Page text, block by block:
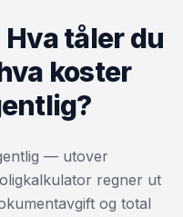
tåler du
koster
— utover
regner ut
og total